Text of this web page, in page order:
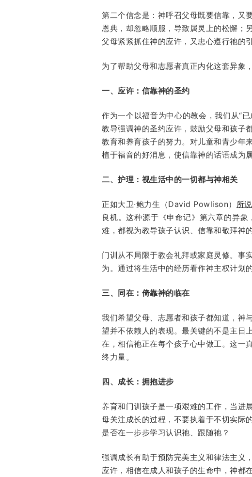
第二个信念是：神呼召父母既要信靠，又
恩典，却忽略顺服，导致属灵上的松懈；
父母紧紧抓住神的应许，又忠心遵行祂的
为了帮助父母和志愿者真正内化这套异象
一、应许：信靠神的圣约
作为一个以福音为中心的教会，我们从“
教导强调神的圣约应许，鼓励父母和孩子
教育和养育孩子的努力。对儿童和青少年
植于福音的好消息，使信靠神的话语成为
二、护理：视生活中的一切都与神相关
正如大卫·鲍力生（David Powlison） 所说
良机。这种源于《申命记》第六章的异
难，都视为教导孩子认识、信靠和敬拜神的
门训从不局限于教会礼拜或家庭灵修。事
为。通过将生活中的经历看作神主权计划
三、同在：倚靠神的临在
我们希望父母、志愿者和孩子都知道，神
望并不依赖人的表现。最关键的不是主日
在，相信祂正在每个孩子心中做工。这一
终力量。
四、成长：拥抱进步
养育和门训孩子是一项艰难的工作，当进
母关注成长的过程，不要执着于不切实际
是否在一步步学习认识祂、跟随祂？
强调成长有助于预防完美主义和律法主义
应许，相信在成人和孩子的生命中，神都